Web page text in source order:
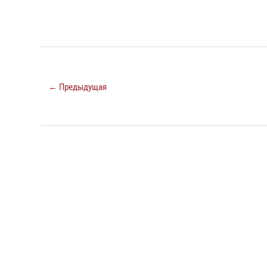
← Предыдущая